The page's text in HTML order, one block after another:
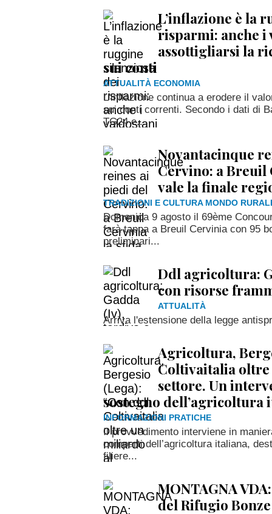
L’inflazione è la
risparmi: anche i
assottigliarsi la
sui conti
ATTUALITÀ ECONOMIA
L'inflazione continua a erodere il
sui conti correnti. Secondo i dati di
TG24 e...
Novantacinque
Cervino: a Breuil
vale la finale
TRADIZIONI E CULTURA MONDO
Domenica 9 agosto il 69ème
farà tappa a Breuil Cervinia con 95
preliminari...
Ddl agricoltura:
con risorse
ATTUALITÀ
Arriva l'estensione della legge
Agricoltura,
Coltivaitalia
settore. Un
sostegno dell’agricoltura
INFORMAZIONI PRATICHE
Il provvedimento interviene in
comparti dell’agricoltura italiana,
filiere...
MONTAGNA
del Rifugio Bonze